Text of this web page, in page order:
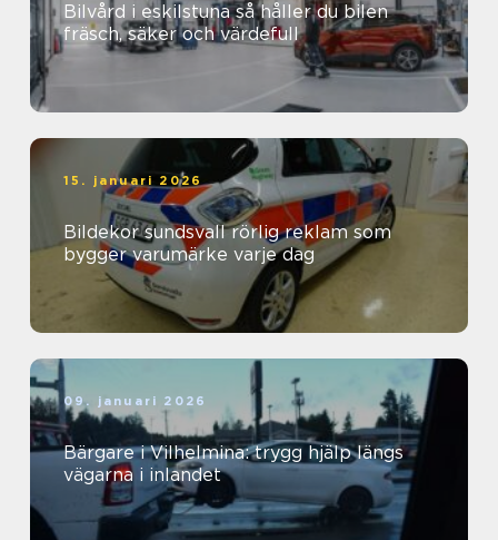
Bilvård i eskilstuna så håller du bilen
fräsch, säker och värdefull
15. januari 2026
Bildekor sundsvall rörlig reklam som
bygger varumärke varje dag
09. januari 2026
Bärgare i Vilhelmina: trygg hjälp längs
vägarna i inlandet